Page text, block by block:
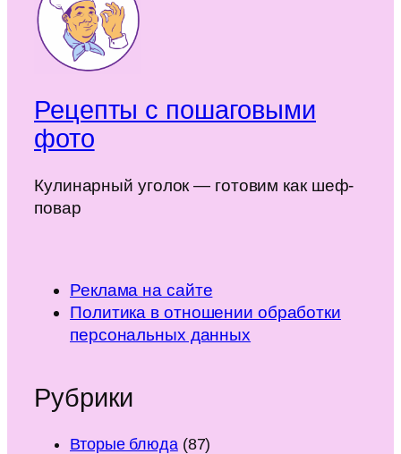
Рецепты с пошаговыми
фото
Кулинарный уголок — готовим как шеф-
повар
Реклама на сайте
Политика в отношении обработки
персональных данных
Рубрики
Вторые блюда(87)